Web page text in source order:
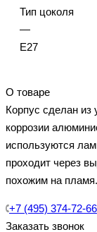
Тип цоколя
—
E27
О товаре
Корпус сделан из
коррозии
используются
проходит через
похожим на пламя.
+7 (495) 374-72-66
Заказать звонок